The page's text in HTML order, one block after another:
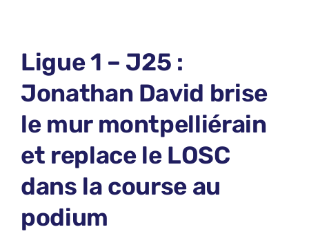
ABONNEMENTS
NOUS CONTACTER
NOUS SUIVRE
Rechercher:
Ligue 1 – J25 :
Jonathan David brise
le mur montpelliérain
et replace le LOSC
dans la course au
podium